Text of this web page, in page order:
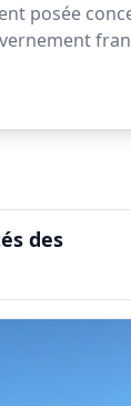
posée
en 2026 est
des